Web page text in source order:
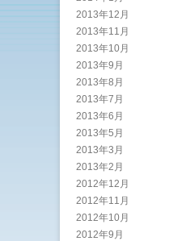
2013年12月
2013年11月
2013年10月
2013年9月
2013年8月
2013年7月
2013年6月
2013年5月
2013年3月
2013年2月
2012年12月
2012年11月
2012年10月
2012年9月